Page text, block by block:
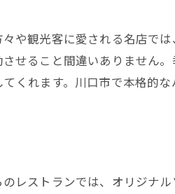
堪能できる川口市のレストラ
タ好きにおすすめのレストラン
まる川口市の人気レストラン
フが作る絶品パスタレストラン
や観光客に愛される名店で
せること間違いありません
くれます。川口市で本格的
レストランでは、オリジナ